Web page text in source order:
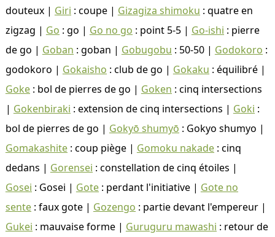
douteux | Giri : coupe | Gizagiza shimoku : quatre en
zigzag | Go : go | Go no go : point 5-5 | Go-ishi : pierre
de go | Goban : goban | Gobugobu : 50-50 | Godokoro :
godokoro | Gokaisho : club de go | Gokaku : équilibré |
Goke: bol de pierres de go | Goken : cinq intersections
| Gokenbiraki : extension de cinq intersections | Goki :
bol de pierres de go | Gokyō shumyō : Gokyo shumyo |
Gomakashite: coup piège | Gomoku nakade: cinq
dedans | Gorensei : constellation de cinq étoiles |
Gosei : Gosei | Gote: perdant l'initiative | Gote no
sente: faux gote | Gozengo : partie devant l'empereur |
Gukei : mauvaise forme | Guruguru mawashi : retour de